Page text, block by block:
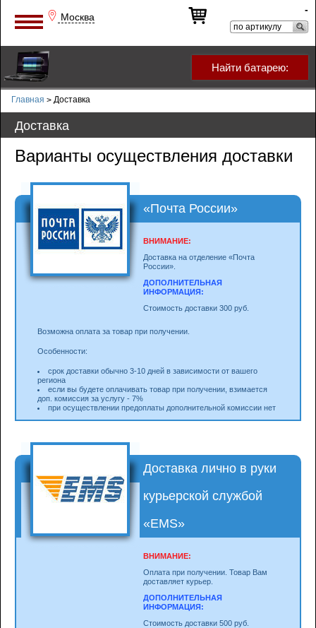
-
Найти батарею:
Москва
Главная > Доставка
Доставка
Варианты осуществления доставки
«Почта России»
ВНИМАНИЕ:
Доставка на отделение «Почта
России».
ДОПОЛНИТЕЛЬНАЯ
ИНФОРМАЦИЯ:
Стоимость доставки 300 руб.
Возможна оплата за товар при получении.
Особенности:
срок доставки обычно 3-10 дней в зависимости от вашего
региона
если вы будете оплачивать товар при получении, взимается
доп. комиссия за услугу - 7%
при осуществлении предоплаты дополнительной комиссии нет
Доставка лично в руки
курьерской службой
«EMS»
ВНИМАНИЕ:
Оплата при получении. Товар Вам
доставляет курьер.
ДОПОЛНИТЕЛЬНАЯ
ИНФОРМАЦИЯ:
Стоимость доставки 500 руб.